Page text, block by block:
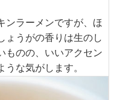
ンラーメンですが、ほ
ょうがの香りは生のし
ものの、いいアクセン
な気がします。